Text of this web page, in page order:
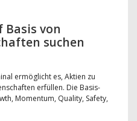
von
suchen
ermöglicht es, Aktien zu
erfüllen. Die Basis-
Momentum, Quality, Safety,